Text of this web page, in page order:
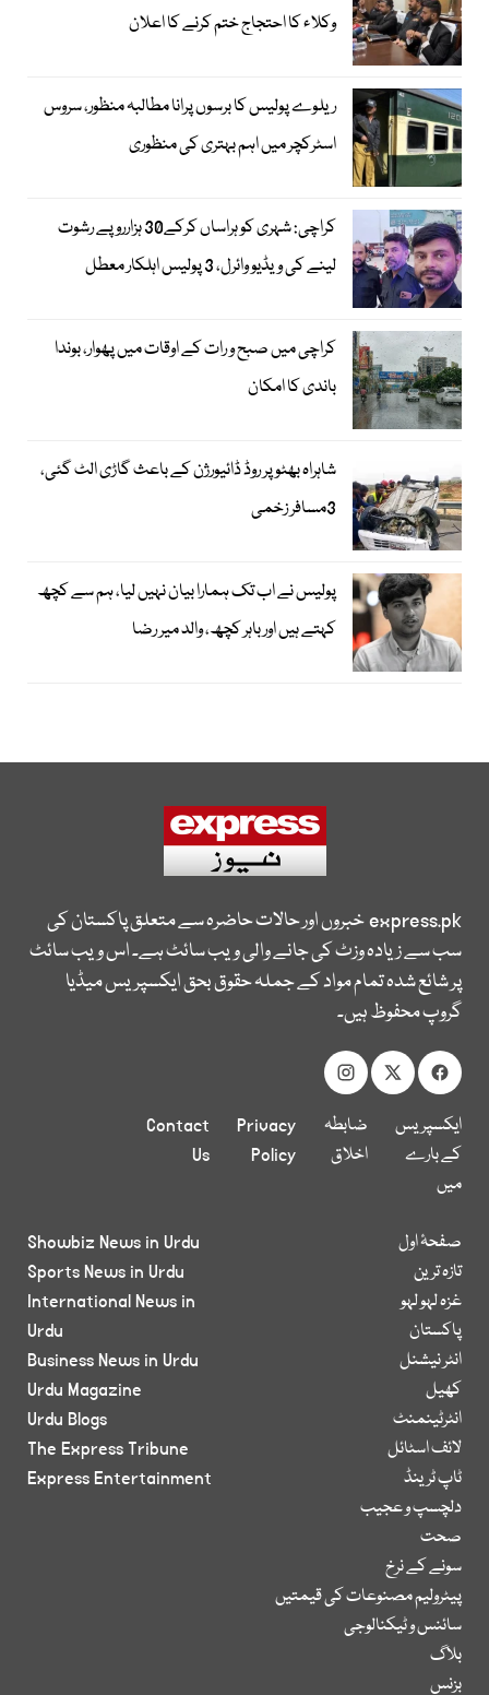
وکلاء کا احتجاج ختم کرنے کا اعلان
ریلوے پولیس کا برسوں پرانا مطالبہ منظور، سروس
اسٹرکچر میں اہم بہتری کی منظوری
کراچی: شہری کو ہراساں کرکے30 ہزارروپے رشوت
لینے کی ویڈیو وائرل، 3 پولیس اہلکار معطل
کراچی میں صبح و رات کے اوقات میں پھوار، بوندا
باندی کا امکان
شاہراہ بھٹو پر روڈ ڈائیورژن کے باعث گاڑی الٹ گئی،
3مسافر زخمی
پولیس نے اب تک ہمارا بیان نہیں لیا، ہم سے کچھ
کہتے ہیں اور باہر کچھ، والد میر رضا
express.pkخبروں اور حالات حاضرہ سے متعلق پاکستان کی
سب سے زیادہ وزٹ کی جانے والی ویب سائٹ ہے۔ اس ویب سائٹ
پر شائع شدہ تمام مواد کے جملہ حقوق بحق ایکسپریس میڈیا
گروپ محفوظ ہیں۔
ایکسپریس
کے بارے
میں
ضابطہ
اخلاق
Privacy
Policy
Contact
Us
صفحۂ اول
تازہ ترین
غزہ لہو لہو
پاکستان
انٹر نیشنل
کھیل
انٹرٹینمنٹ
لائف اسٹائل
ٹاپ ٹرینڈ
دلچسپ و عجیب
صحت
سونے کے نرخ
پیٹرولیم مصنوعات کی قیمتیں
سائنس و ٹیکنالوجی
بلاگ
بزنس
Showbiz News in Urdu
Sports News in Urdu
International News in
Urdu
Business News in Urdu
Urdu Magazine
Urdu Blogs
The Express Tribune
Express Entertainment